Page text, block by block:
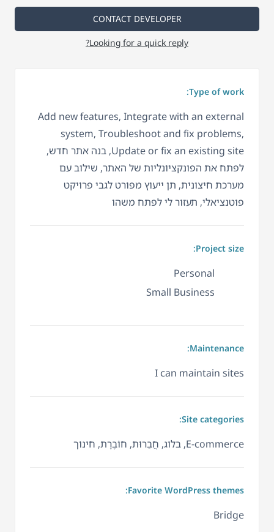
CONTACT DEVELOPER
Looking for a quick reply?
Type of work:
Add new features, Integrate with an external
system, Troubleshoot and fix problems,
Update or fix an existing site, בנה אתר חדש,
לפתח את הפונקציונליות של האתר, שילוב עם
מערכת חיצונית, תן ייעוץ מפורט לגבי פרויקט
פוטנציאלי, תעזור לי לפתח משהו
Project size:
Personal
Small Business
Maintenance:
I can maintain sites
Site categories:
E-commerce, בלוג, חֲבֵרוּת, חוֹבֶרֶת, חינוך
Favorite WordPress themes:
Bridge